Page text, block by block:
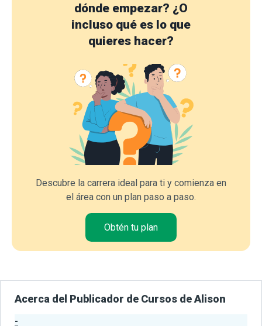
dónde empezar? ¿O
incluso qué es lo que
quieres hacer?
Descubre la carrera ideal para ti y comienza en
el área con un plan paso a paso.
Obtén tu plan
Acerca del Publicador de Cursos de Alison
-